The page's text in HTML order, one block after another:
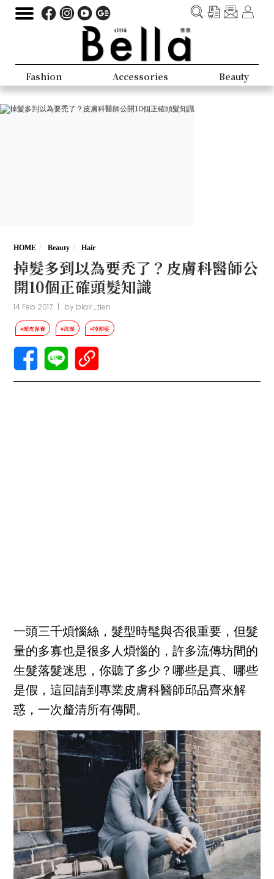
Fashion Accessories Beauty
HOME Beauty Hair
掉髮多到以為要禿了？皮膚科醫師公
開10個正確頭髮知識
14 Feb 2017 | by blair_tien
#頭皮保養 #洗頭 #掉頭髮
一頭三千煩惱絲，髮型時髦與否很重要，但髮
量的多寡也是很多人煩惱的，許多流傳坊間的
生髮落髮迷思，你聽了多少？哪些是真、哪些
是假，這回請到專業皮膚科醫師邱品齊來解
惑，一次釐清所有傳聞。